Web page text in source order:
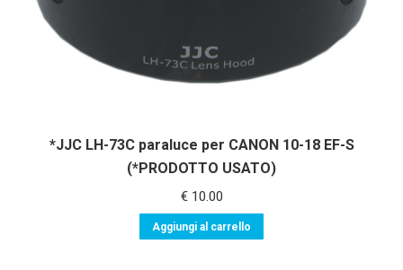
*JJC LH-73C paraluce per CANON 10-18 EF-S
(*PRODOTTO USATO)
€10.00
Aggiungi al carrello